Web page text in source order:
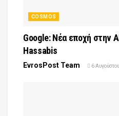
COSMOS
Google: Νέα εποχή στην
Hassabis
EvrosPost Team 6